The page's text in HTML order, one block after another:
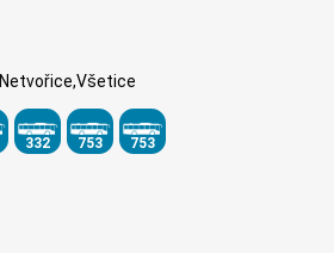
Netvořice,Všetice
332 753 753